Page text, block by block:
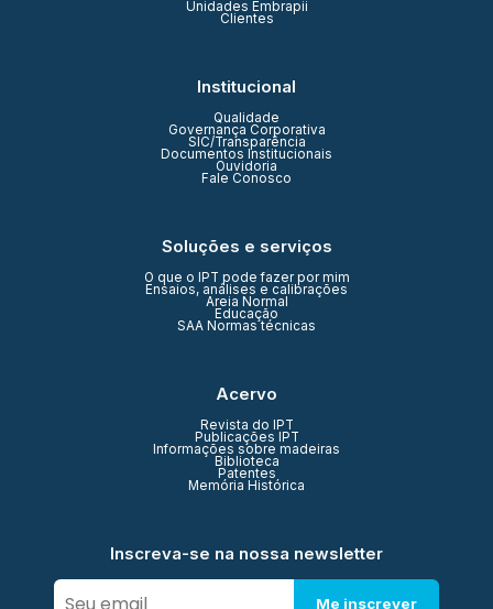
Unidades Embrapii
Clientes
Institucional
Qualidade
Governança Corporativa
SIC/Transparência
Documentos Institucionais
Ouvidoria
Fale Conosco
Soluções e serviços
O que o IPT pode fazer por mim
Ensaios, análises e calibrações
Areia Normal
Educação
SAA Normas técnicas
Acervo
Revista do IPT
Publicações IPT
Informações sobre madeiras
Biblioteca
Patentes
Memória Histórica
Inscreva-se na nossa newsletter
Me inscrever